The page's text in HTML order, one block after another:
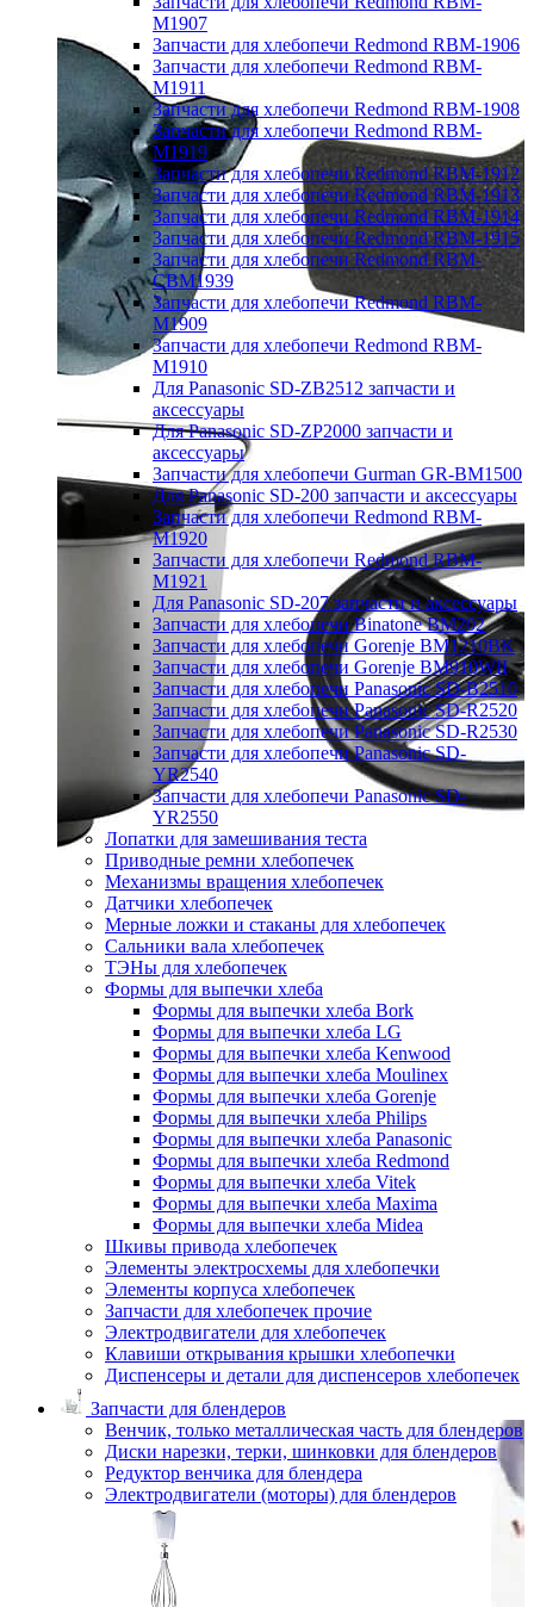
M1907
Запчасти для хлебопечи Redmond RBM-1906
Запчасти для хлебопечи Redmond RBM-
M1911
Запчасти для хлебопечи Redmond RBM-1908
Запчасти для хлебопечи Redmond RBM-
M1919
Запчасти для хлебопечи Redmond RBM-1912
Запчасти для хлебопечи Redmond RBM-1913
Запчасти для хлебопечи Redmond RBM-1914
Запчасти для хлебопечи Redmond RBM-1915
Запчасти для хлебопечи Redmond RBM-
CBM1939
Запчасти для хлебопечи Redmond RBM-
M1909
Запчасти для хлебопечи Redmond RBM-
M1910
Для Panasonic SD-ZB2512 запчасти и
аксессуары
Для Panasonic SD-ZP2000 запчасти и
аксессуары
Запчасти для хлебопечи Gurman GR-BM1500
Для Panasonic SD-200 запчасти и аксессуары
Запчасти для хлебопечи Redmond RBM-
M1920
Запчасти для хлебопечи Redmond RBM-
M1921
Для Panasonic SD-207 запчасти и аксессуары
Запчасти для хлебопечи Binatone BM202
Запчасти для хлебопечи Gorenje BM1210BK
Запчасти для хлебопечи Gorenje BM910WII
Запчасти для хлебопечи Panasonic SD-B2510
Запчасти для хлебопечи Panasonic SD-R2520
Запчасти для хлебопечи Panasonic SD-R2530
Запчасти для хлебопечи Panasonic SD-
YR2540
Запчасти для хлебопечи Panasonic SD-
YR2550
Лопатки для замешивания теста
Приводные ремни хлебопечек
Механизмы вращения хлебопечек
Датчики хлебопечек
Мерные ложки и стаканы для хлебопечек
Сальники вала хлебопечек
ТЭНы для хлебопечек
Формы для выпечки хлеба
Формы для выпечки хлеба Bork
Формы для выпечки хлеба LG
Формы для выпечки хлеба Kenwood
Формы для выпечки хлеба Moulinex
Формы для выпечки хлеба Gorenje
Формы для выпечки хлеба Philips
Формы для выпечки хлеба Panasonic
Формы для выпечки хлеба Redmond
Формы для выпечки хлеба Vitek
Формы для выпечки хлеба Maxima
Формы для выпечки хлеба Midea
Шкивы привода хлебопечек
Элементы электросхемы для хлебопечки
Элементы корпуса хлебопечек
Запчасти для хлебопечек прочие
Электродвигатели для хлебопечек
Клавиши открывания крышки хлебопечки
Диспенсеры и детали для диспенсеров хлебопечек
Запчасти для блендеров
Венчик, только металлическая часть для блендеров
Диски нарезки, терки, шинковки для блендеров
Редуктор венчика для блендера
Электродвигатели (моторы) для блендеров